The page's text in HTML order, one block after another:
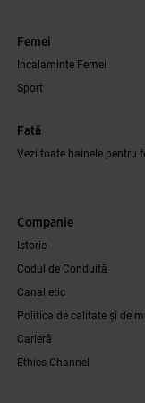
Femei
Incalaminte Femei
Sport
Fată
Vezi toate hainele pentru
Companie
Istorie
Codul de Conduită
Canal etic
Politica de calitate și de
Carieră
Ethics Channel